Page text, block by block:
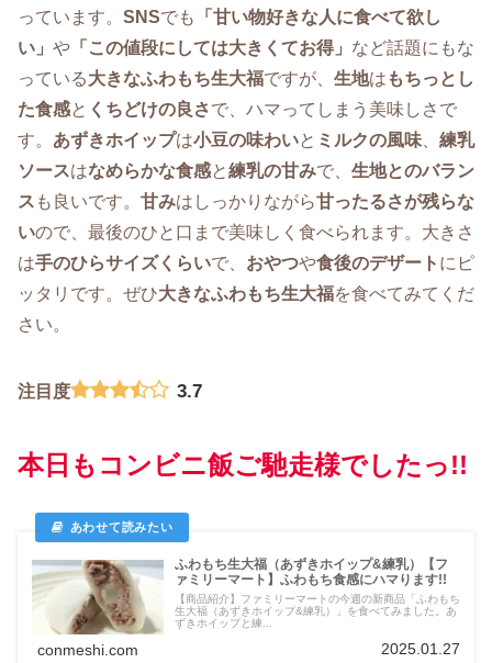
っています。 SNSでも
「甘い物好きな人に食べて欲し
い」 や 「この値段にしては大きくてお得」 など話題にもな
っている大きなふわもち生大福ですが、 生地は もちっとし
た食感と くちどけの良さで、ハマってしまう美味しさで
す。 あずきホイップは小豆の味わいと ミルクの風味
練乳
ソースはなめらかな食感と練乳の甘みで、 生地とのバラン
ス も良いです。 甘みはしっかりながら甘ったるさが残らな
いので、最後のひと口まで美味しく食べられます。大きさ
は手のひらサイズくらいで、 おやつや食後のデザート にピ
ッタリです。ぜひ大きなふわもち生大福を食べてみてくだ
さい。
注目度 3.7
本日もコンビニ飯ご馳走様でしたっ!!
ふわもち生大福（あずきホイップ&練乳）【フ
ァミリーマート】ふわもち食感にハマります!!
【商品紹介】ファミリーマートの今週の新商品「ふわもち
生大福（あずきホイップ&練乳）」を食べてみました。あ
ずきホイップと練...
conmeshi.com 2025.01.27